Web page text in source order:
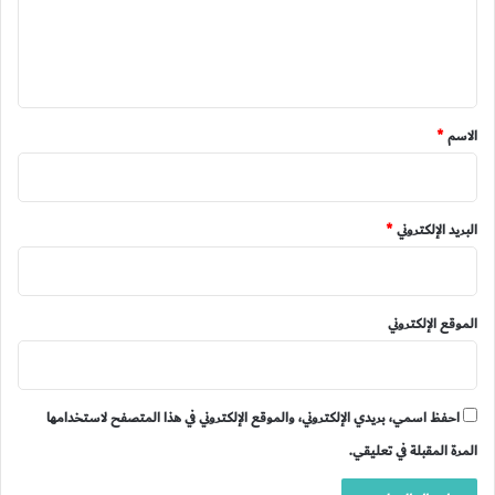
*
الاسم*
البريد الإلكتروني*
الموقع الإلكتروني
احفظ اسمي، بريدي الإلكتروني، والموقع الإلكتروني في هذا المتصفح لاستخدامها
المرة المقبلة في تعليقي.